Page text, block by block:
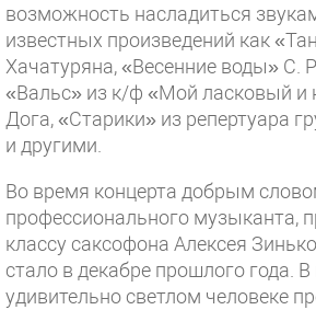
возможность насладиться
известных произведений как
Хачатуряна, «Весенние воды» С.
«Вальс» из к/ф «Мой ласковый и
Дога, «Старики» из репертуара
и другими.
Во время концерта добрым
профессионального музыканта,
классу саксофона Алексея
стало в декабре прошлого года.
удивительно светлом человеке